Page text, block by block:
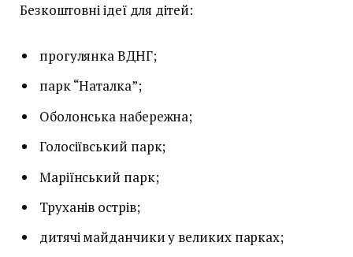
Безкоштовні ідеї для дітей:
прогулянка ВДНГ;
парк “Наталка”;
Оболонська набережна;
Голосіївський парк;
Маріїнський парк;
Труханів острів;
дитячі майданчики у великих парках;